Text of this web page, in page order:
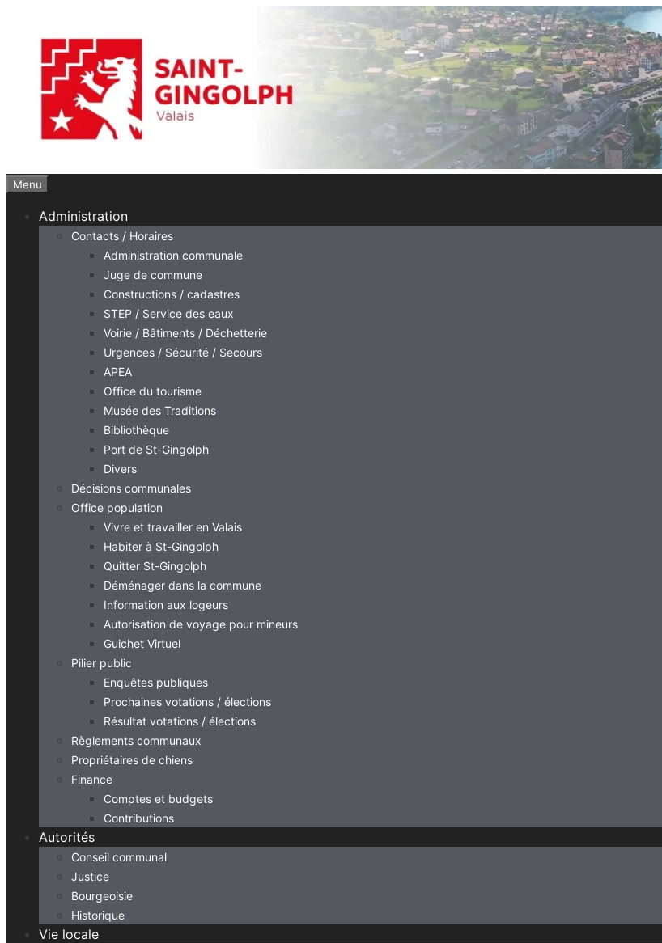
contenu
Menu
Administration
Contacts / Horaires
Administration communale
Juge de commune
Constructions / cadastres
STEP / Service des eaux
Voirie / Bâtiments / Déchetterie
Urgences / Sécurité / Secours
APEA
Office du tourisme
Musée des Traditions
Bibliothèque
Port de St-Gingolph
Divers
Décisions communales
Office population
Vivre et travailler en Valais
Habiter à St-Gingolph
Quitter St-Gingolph
Déménager dans la commune
Information aux logeurs
Autorisation de voyage pour mineurs
Guichet Virtuel
Pilier public
Enquêtes publiques
Prochaines votations / élections
Résultat votations / élections
Règlements communaux
Propriétaires de chiens
Finance
Comptes et budgets
Contributions
Autorités
Conseil communal
Justice
Bourgeoisie
Historique
Vie locale